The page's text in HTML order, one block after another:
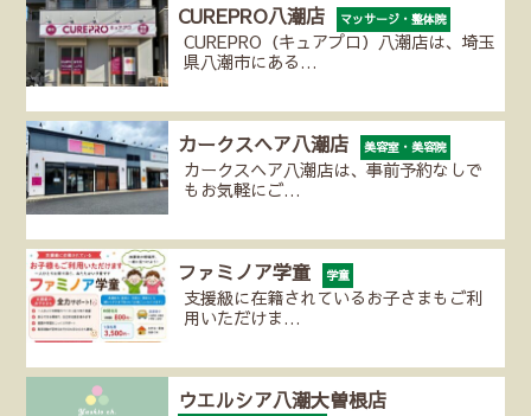
CUREPRO八潮店 マッサージ・整体院
CUREPRO（キュアプロ）八潮店は、埼玉
県八潮市にある…
カークスヘア八潮店 美容室・美容院
カークスヘア八潮店は、事前予約なしで
もお気軽にご…
ファミノア学童 学童
支援級に在籍されているお子さまもご利
用いただけま…
ウエルシア八潮大曽根店